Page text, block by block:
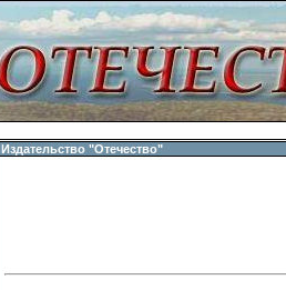
Издательство "Отечество"